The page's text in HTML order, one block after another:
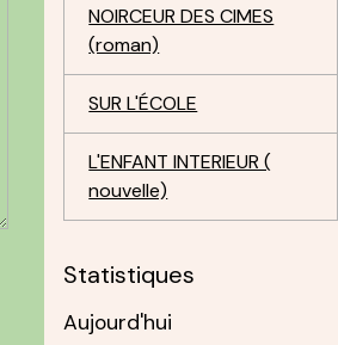
NOIRCEUR DES CIMES
(roman)
SUR L'ÉCOLE
L'ENFANT INTERIEUR (
nouvelle)
Statistiques
Aujourd'hui